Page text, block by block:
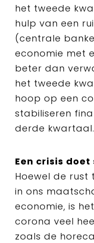
het tweede
hulp van een
(centrale
economie met
beter dan
het tweede
hoop op een
stabiliseren
derde kwartaal.
Een crisis
Hoewel de rust
in ons
economie, is
corona veel
zoals de